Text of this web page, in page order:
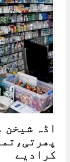
اڈہ شیخن
کرادیے